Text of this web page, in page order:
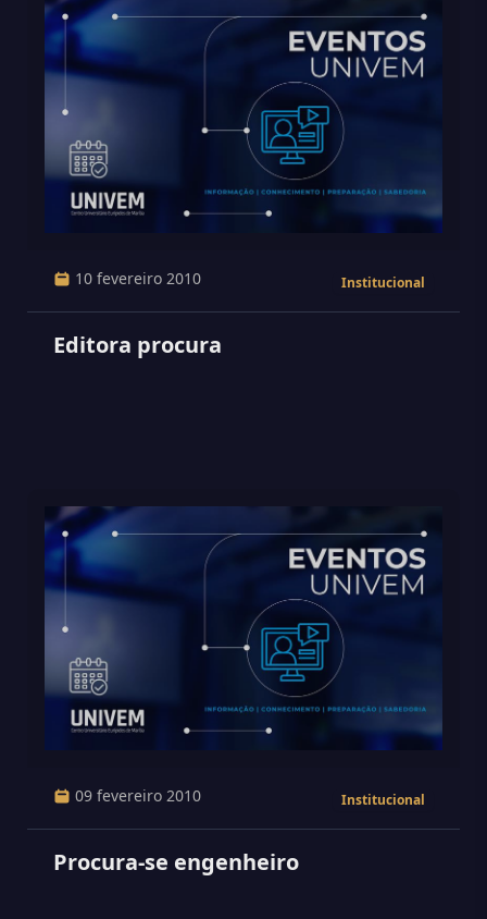
10 fevereiro 2010 Institucional
Editora procura
09 fevereiro 2010 Institucional
Procura-se engenheiro